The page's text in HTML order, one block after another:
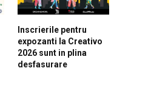
Inscrierile pentru
expozanti la Creativo
2026 sunt in plina
desfasurare